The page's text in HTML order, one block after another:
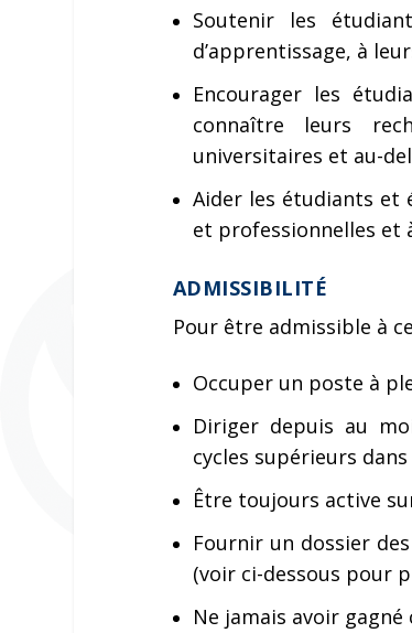
Soutenir les
d’apprentissage, à
Encourager les
connaître leurs
universitaires et au-
Aider les étudiants et
et professionnelles et
ADMISSIBILITÉ
Pour être admissible à
Occuper un poste à
Diriger depuis au
cycles supérieurs
Être toujours active
Fournir un dossier
(voir ci-dessous pour
Ne jamais avoir